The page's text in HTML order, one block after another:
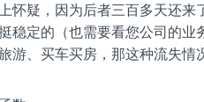
怀疑，因为后者三百多天还
稳定的（也需要看您公司的业
游、买车买房，那这种流失